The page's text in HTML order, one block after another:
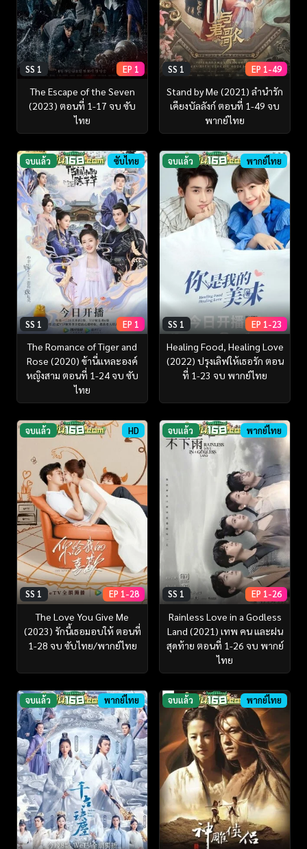
SS 1 EP 1
The Escape of the Seven
(2023) ตอนที่ 1-17 จบ ซับ
ไทย
SS 1 EP 1-49
Stand by Me (2021) ลำนำรัก
เคียงบัลลังก์ ตอนที่ 1-49 จบ
พากย์ไทย
จบแล้ว ซับไทย
SS 1 EP 1
The Romance of Tiger and
Rose (2020) ข้านี่เเหละองค์
หญิงสาม ตอนที่ 1-24 จบ ซับ
ไทย
จบแล้ว พากย์ไทย
SS 1 EP 1-23
Healing Food, Healing Love
(2022) ปรุงเลิฟให้เธอรัก ตอน
ที่ 1-23 จบ พากย์ไทย
จบแล้ว HD
SS 1 EP 1-28
The Love You Give Me
(2023) รักนี้เธอมอบให้ ตอนที่
1-28 จบ ซับไทย/พากย์ไทย
จบแล้ว พากย์ไทย
SS 1 EP 1-26
Rainless Love in a Godless
Land (2021) เทพ คน และฝน
สุดท้าย ตอนที่ 1-26 จบ พากย์
ไทย
จบแล้ว พากย์ไทย จบแล้ว พากย์ไทย